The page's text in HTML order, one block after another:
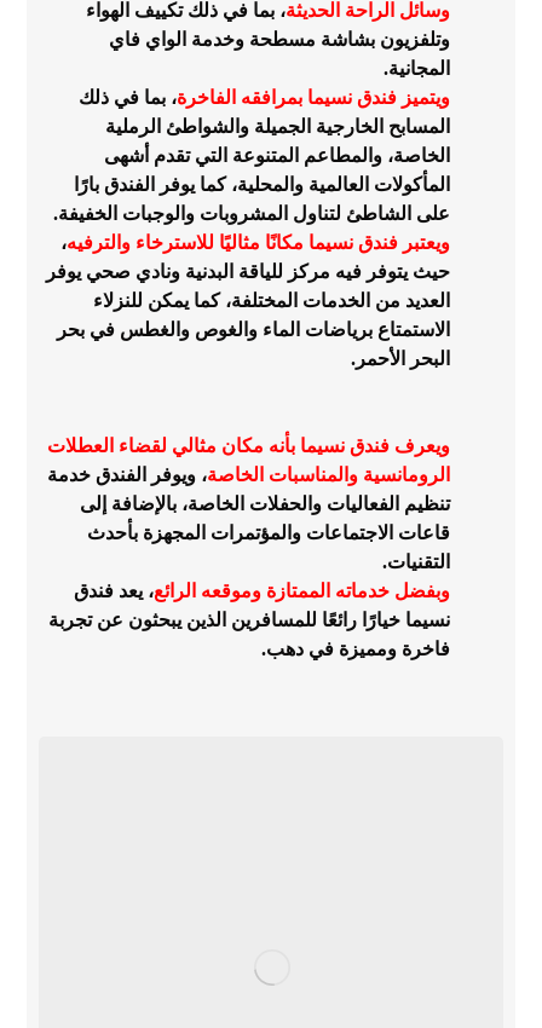
وسائل الراحة الحديثة، بما في ذلك تكييف الهواء
وتلفزيون بشاشة مسطحة وخدمة الواي فاي
المجانية.
ويتميز فندق نسيما بمرافقه الفاخرة، بما في ذلك
المسابح الخارجية الجميلة والشواطئ الرملية
الخاصة، والمطاعم المتنوعة التي تقدم أشهى
المأكولات العالمية والمحلية، كما يوفر الفندق بارًا
على الشاطئ لتناول المشروبات والوجبات الخفيفة.
ويعتبر فندق نسيما مكانًا مثاليًا للاسترخاء والترفيه،
حيث يتوفر فيه مركز للياقة البدنية ونادي صحي يوفر
العديد من الخدمات المختلفة، كما يمكن للنزلاء
الاستمتاع برياضات الماء والغوص والغطس في بحر
البحر الأحمر.
ويعرف فندق نسيما بأنه مكان مثالي لقضاء العطلات
الرومانسية والمناسبات الخاصة، ويوفر الفندق خدمة
تنظيم الفعاليات والحفلات الخاصة، بالإضافة إلى
قاعات الاجتماعات والمؤتمرات المجهزة بأحدث
التقنيات.
وبفضل خدماته الممتازة وموقعه الرائع، يعد فندق
نسيما خيارًا رائعًا للمسافرين الذين يبحثون عن تجربة
فاخرة ومميزة في دهب.